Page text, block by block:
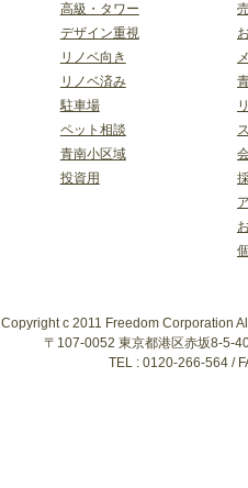
高級・タワー
デザイン重視
リノベ向き
リノベ済み
駐車場
ペット相談
青南小区域
投資用
Copyright c 2011 Freedom Corporation
〒107-0052 東京都港区赤坂8-5-
TEL : 0120-266-564 /